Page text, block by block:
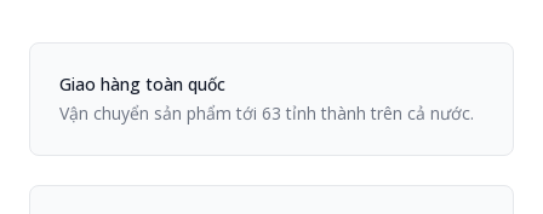
Chính sách Viiva
Giao hàng toàn quốc
Vận chuyển sản phẩm tới 63 tỉnh thành trên cả nước.